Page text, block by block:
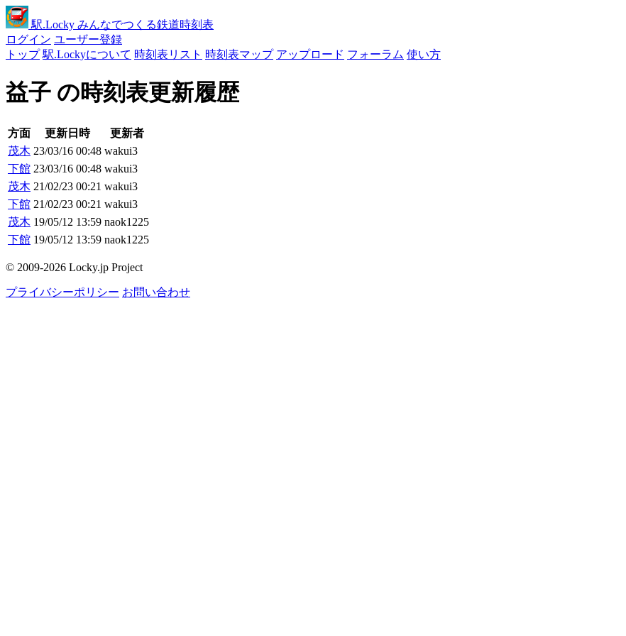
駅.Locky みんなでつくる鉄道時刻表
ログイン ユーザー登録
トップ 駅.Lockyについて 時刻表リスト 時刻表マップ アップロード フォーラム 使い方
益子 の時刻表更新履歴
方面 更新日時
更新者
茂木 23/03/16 00:48 wakui3
下館 23/03/16 00:48 wakui3
茂木 21/02/23 00:21 wakui3
下館 21/02/23 00:21 wakui3
茂木 19/05/12 13:59 naok1225
下館 19/05/12 13:59 naok1225
© 2009-2026 Locky.jp Project
プライバシーポリシー お問い合わせ